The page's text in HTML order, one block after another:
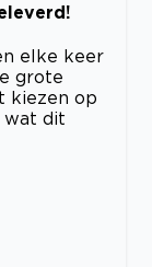
elke keer
grote
kiezen op
wat dit